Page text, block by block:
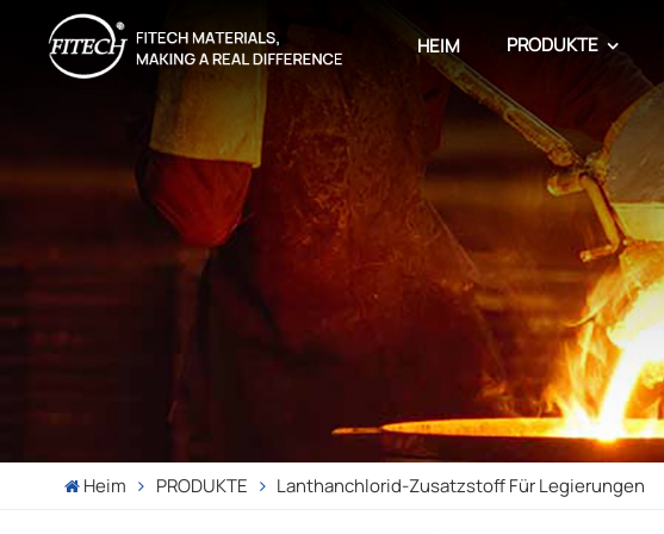
HEIM PRODUKTE
Heim PRODUKTE Lanthanchlorid-Zusatzstoff Für Legierungen